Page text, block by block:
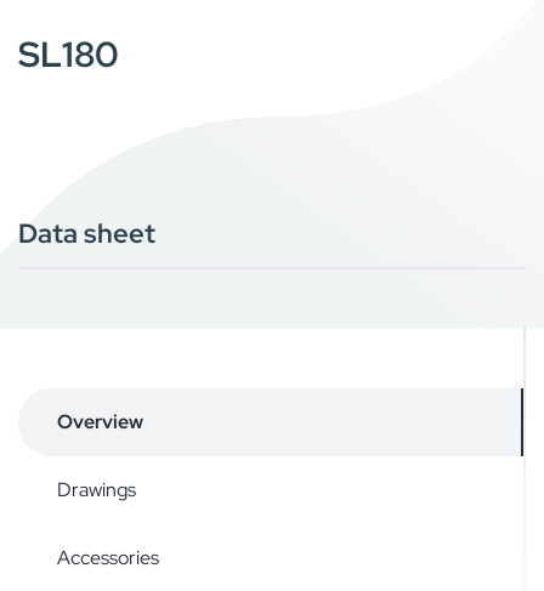
SL180
Data sheet
Overview
Drawings
Accessories